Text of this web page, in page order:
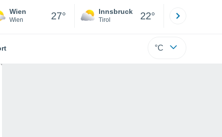
Wien
Wien 27° Innsbruck
Tirol 22°
°C